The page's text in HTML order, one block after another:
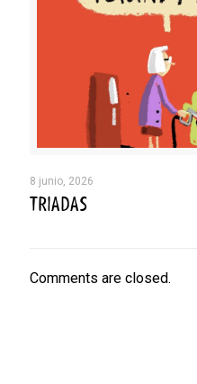
8 junio, 2026
TRIADAS
Comments are closed.